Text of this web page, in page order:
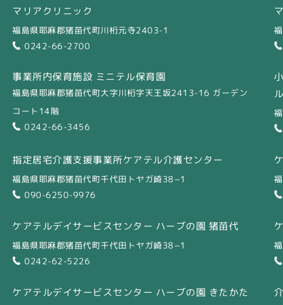
マリアクリニック
福島県耶麻郡猪苗代町川桁元寺2403-1
0242-66-2700
事業所内保育施設 ミニテル保育園
福島県耶麻郡猪苗代町大字川桁字天王坂2413-16 ガーデン
コート14階
0242-66-3456
ル
指定居宅介護支援事業所ケアテル介護センター
福島県耶麻郡猪苗代町千代田トヤガ崎38−1
090-6250-9976
ケアテルデイサービスセンター ハーブの園 猪苗代
福島県耶麻郡猪苗代町千代田トヤガ崎38−1
0242-62-5226
ケアテルデイサービスセンター ハーブの園 きたかた